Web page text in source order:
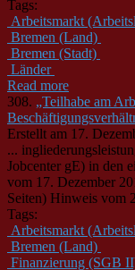
Tags:
Arbeitsmarkt
Bremen (Land)
Bremen (Stadt)
Länder
Read more
308. „Teilhabe am
Erstellt am 17.
...
Jobcenter gE) in den
vom 17. Dezember
Seiten) Hinweis vom
Tags:
Arbeitsmarkt
Bremen (Land)
Finanzierung (SGB